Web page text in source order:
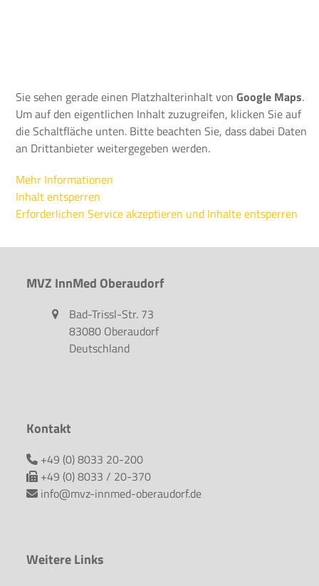
Sie sehen gerade einen Platzhalterinhalt vonGoogle Maps.
Um auf den eigentlichen Inhalt zuzugreifen, klicken Sie auf
die Schaltfläche unten. Bitte beachten Sie, dass dabei Daten
an Drittanbieter weitergegeben werden.
Mehr Informationen
Inhalt entsperren
Erforderlichen Service akzeptieren und Inhalte entsperren
MVZ InnMed Oberaudorf
Bad-Trissl-Str. 73
83080 Oberaudorf
Deutschland
Kontakt
+49 (0) 8033 20-200
+49 (0) 8033 / 20-370
info@mvz-innmed-oberaudorf.de
Weitere Links